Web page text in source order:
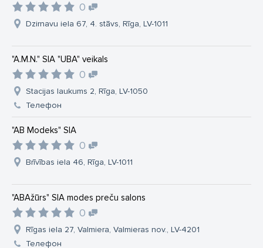
0
Dzirnavu iela 67, 4. stāvs, Rīga, LV-1011
"A.M.N." SIA "UBA" veikals
0
Stacijas laukums 2, Rīga, LV-1050
Телефон
"AB Modeks" SIA
0
Brīvības iela 46, Rīga, LV-1011
"ABAžūrs" SIA modes preču salons
0
Rīgas iela 27, Valmiera, Valmieras nov., LV-4201
Телефон